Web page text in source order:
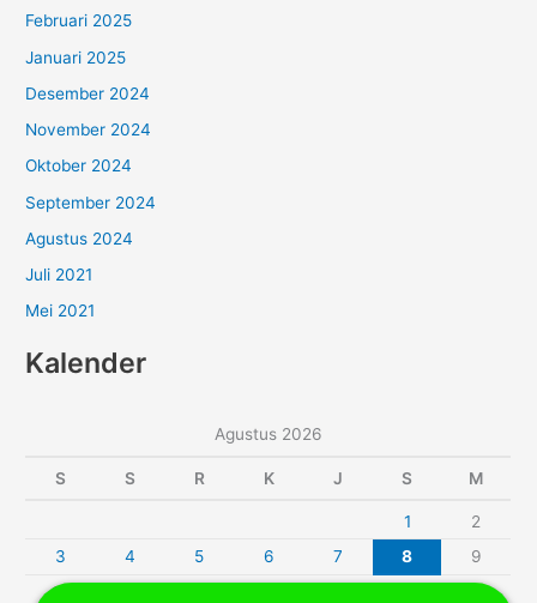
Februari 2025
Januari 2025
Desember 2024
November 2024
Oktober 2024
September 2024
Agustus 2024
Juli 2021
Mei 2021
Kalender
Agustus 2026
S S R K J S M
1
2
3
4 5 6 7 8
9
10